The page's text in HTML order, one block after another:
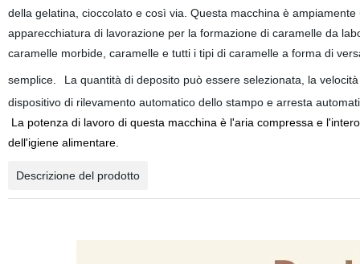
della gelatina, cioccolato e così via. Questa macchina è
apparecchiatura di lavorazione per la formazione di caramelle da
caramelle morbide, caramelle e tutti i tipi di caramelle a forma di
semplice.
La quantità di deposito può essere selezionata, la
dispositivo di rilevamento automatico dello stampo e arresta
La potenza di lavoro di questa macchina è l'aria compressa e
dell'igiene alimentare.
Descrizione del prodotto